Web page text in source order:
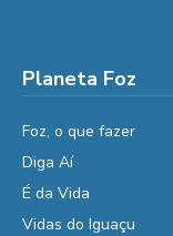
Planeta Foz
Foz, o que fazer
Diga Aí
É da Vida
Vidas do Iguaçu